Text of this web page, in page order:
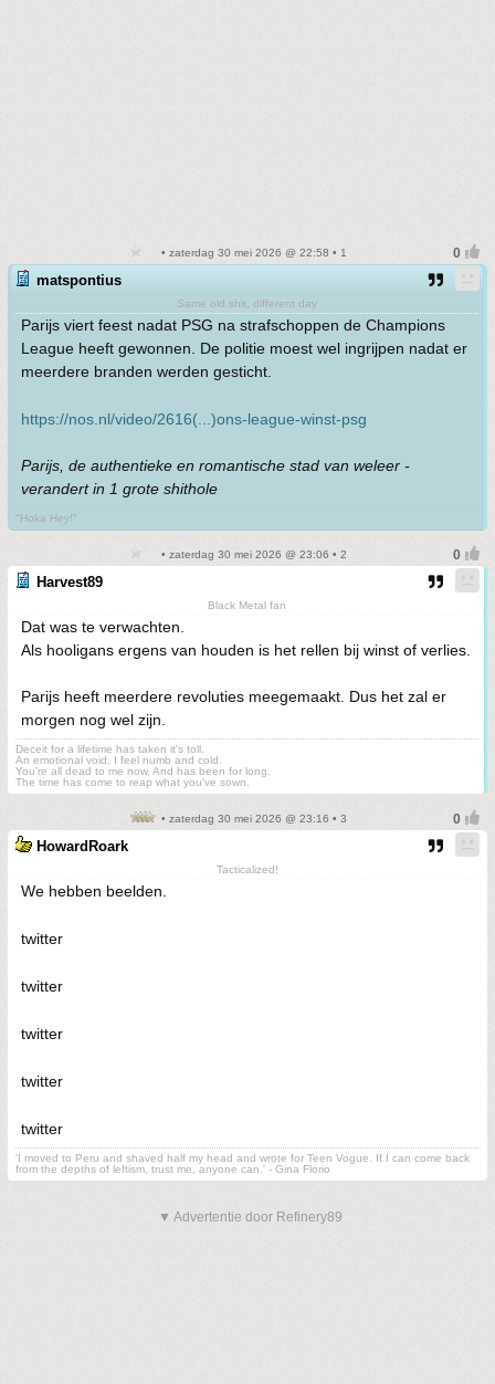
• zaterdag 30 mei 2026 @ 22:58 • 1
matspontius
Same old shit, different day
Parijs viert feest nadat PSG na strafschoppen de Champions
League heeft gewonnen. De politie moest wel ingrijpen nadat er
meerdere branden werden gesticht.
https://nos.nl/video/2616(...)ons-league-winst-psg
Parijs, de authentieke en romantische stad van weleer -
verandert in 1 grote shithole
"Hoka Hey!"
• zaterdag 30 mei 2026 @ 23:06 • 2
Harvest89
Black Metal fan
Dat was te verwachten.
Als hooligans ergens van houden is het rellen bij winst of verlies.
Parijs heeft meerdere revoluties meegemaakt. Dus het zal er
morgen nog wel zijn.
Deceit for a lifetime has taken it's toll.
An emotional void, I feel numb and cold.
You're all dead to me now. And has been for long.
The time has come to reap what you've sown.
• zaterdag 30 mei 2026 @ 23:16 • 3
HowardRoark
Tacticalized!
We hebben beelden.
twitter
twitter
twitter
twitter
twitter
'I moved to Peru and shaved half my head and wrote for Teen Vogue. If I can come back
from the depths of leftism, trust me, anyone can.' - Gina Florio
▼ Advertentie door Refinery89